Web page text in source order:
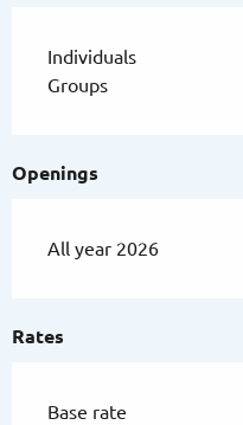
Rates
Base rate
Individuals
Groups
Openings
All year 2026